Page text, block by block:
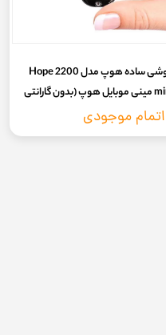
گوشی ساده هوپ مدل Hope 2200
mini مینی موبایل هوپ (بدون گارانتی
شرکتی)
اتمام موجودی